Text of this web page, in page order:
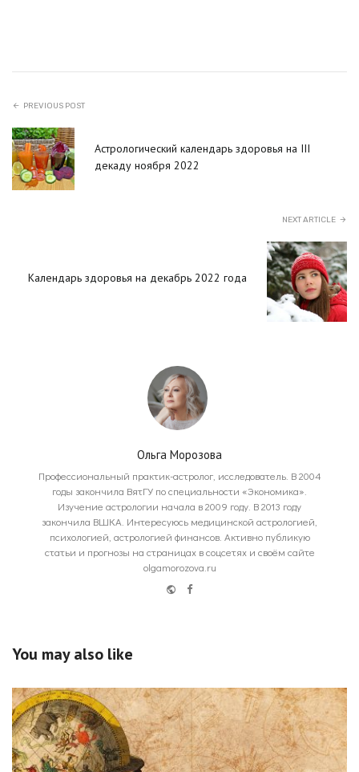
PREVIOUS POST
Астрологический календарь здоровья на III
декаду ноября 2022
NEXT ARTICLE
Календарь здоровья на декабрь 2022 года
Ольга Морозова
Профессиональный практик-астролог, исследователь. В 2004
годы закончила ВятГУ по специальности «Экономика».
Изучение астрологии начала в 2009 году. В 2013 году
закончила ВШКА. Интересуюсь медицинской астрологией,
психологией, астрологией финансов. Активно публикую
статьи и прогнозы на страницах в соцсетях и своём сайте
olgamorozova.ru
WebsiteFacebook
You may also like